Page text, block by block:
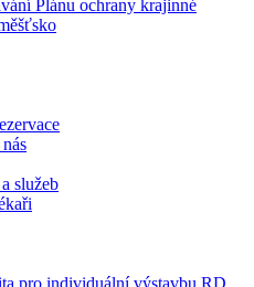
Plánu ochrany krajinné
služeb
pro individuální výstavbu RD